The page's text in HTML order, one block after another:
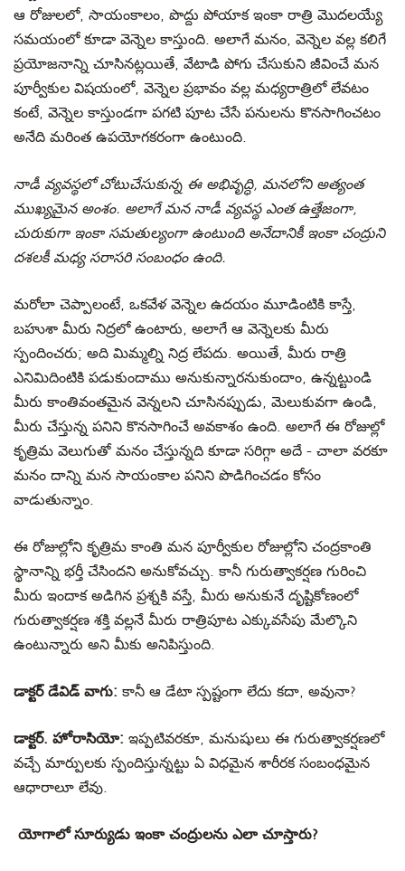
ఆ రోజులలో, సాయంకాలం, పొద్దు పోయాక ఇంకా రాత్రి మొదలయ్యే
సమయంలో కూడా వెన్నెల కాస్తుంది. అలాగే మనం, వెన్నెల వల్ల కలిగే
ప్రయోజనాన్ని చూసినట్లయితే, వేటాడి పోగు చేసుకుని జీవించే మన
పూర్వీకుల విషయంలో, వెన్నెల ప్రభావం వల్ల మధ్యరాత్రిలో లేవటం
కంటే, వెన్నెల కాస్తుండగా పగటి పూట చేసే పనులను కొనసాగించటం
అనేది మరింత ఉపయోగకరంగా ఉంటుంది.
నాడీ వ్యవస్థలో చోటుచేసుకున్న ఈ అభివృద్ధి, మనలోని అత్యంత
ముఖ్యమైన అంశం. అలాగే మన నాడీ వ్యవస్థ ఎంత ఉత్తేజంగా,
చురుకుగా ఇంకా సమతుల్యంగా ఉంటుంది అనేదానికీ ఇంకా చంద్రుని
దశలకీ మధ్య సరాసరి సంబంధం ఉంది.
మరోలా చెప్పాలంటే, ఒకవేళ వెన్నెల ఉదయం మూడింటికి కాస్తే,
బహుశా మీరు నిద్రలో ఉంటారు, అలాగే ఆ వెన్నెలకు మీరు
స్పందించరు; అది మిమ్మల్ని నిద్ర లేపదు. అయితే, మీరు రాత్రి
ఎనిమిదింటికి పడుకుందాము అనుకున్నారనుకుందాం, ఉన్నట్టుండి
మీరు కాంతివంతమైన వెన్నలని చూసినప్పుడు, మెలుకువగా ఉండి,
మీరు చేస్తున్న పనిని కొనసాగించే అవకాశం ఉంది. అలాగే ఈ రోజుల్లో
కృత్రిమ వెలుగుతో మనం చేస్తున్నది కూడా సరిగ్గా అదే - చాలా వరకూ
మనం దాన్ని మన సాయంకాల పనిని పొడిగించడం కోసం
వాడుతున్నాం.
ఈ రోజుల్లోని కృత్రిమ కాంతి మన పూర్వీకుల రోజుల్లోని చంద్రకాంతి
స్థానాన్ని భర్తీ చేసిందని అనుకోవచ్చు. కానీ గురుత్వాకర్షణ గురించి
మీరు ఇందాక అడిగిన ప్రశ్నకి వస్తే, మీరు అనుకునే దృష్టికోణంలో
గురుత్వాకర్షణ శక్తి వల్లనే మీరు రాత్రిపూట ఎక్కువసేపు మేల్కొని
ఉంటున్నారు అని మీకు అనిపిస్తుంది.
డాక్టర్ డేవిడ్ వాగు: కానీ ఆ డేటా స్పష్టంగా లేదు కదా, అవునా?
డాక్టర్. హోరాసియో: ఇప్పటివరకూ, మనుషులు ఈ గురుత్వాకర్షణలో
వచ్చే మార్పులకు స్పందిస్తున్నట్టు ఏ విధమైన శారీరక సంబంధమైన
ఆధారాలూ లేవు.
యోగాలో సూర్యుడు ఇంకా చంద్రులను ఎలా చూస్తారు?